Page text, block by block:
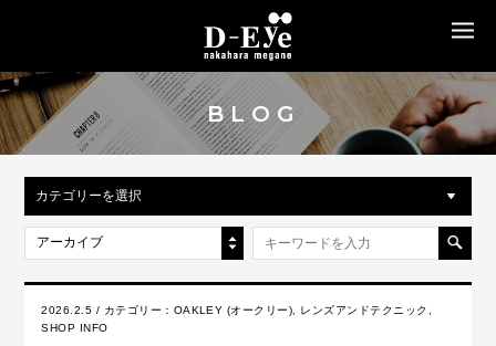
BLOG
カテゴリーを選択
アーカイブ
2026.2.5 / カテゴリー： OAKLEY (オークリー) レンズアンドテクニック
SHOP INFO